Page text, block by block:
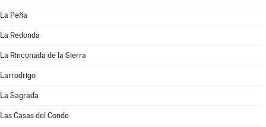
La Peña
La Redonda
La Rinconada de la Sierra
Larrodrigo
La Sagrada
Las Casas del Conde